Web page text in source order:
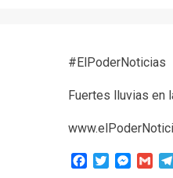
#ElPoderNoticias
Fuertes lluvias en
Facebook
Twitter